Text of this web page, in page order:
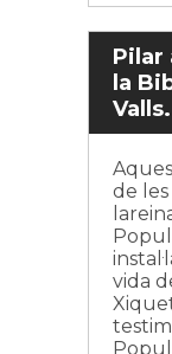
Pilar
la
Valls.
de les
vida